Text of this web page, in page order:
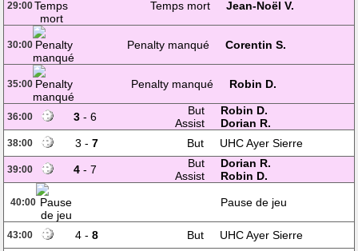
29:00 Temps mort Jean-Noël V.
30:00 Penalty manqué Corentin S.
35:00 Penalty manqué Robin D.
36:00 3 - 6 But
Robin D.
Assist
Dorian R.
38:00 3 - 7 But UHC Ayer Sierre
39:00 4 - 7 But
Dorian R.
Assist
Robin D.
40:00 Pause de jeu
43:00 4 - 8 But UHC Ayer Sierre